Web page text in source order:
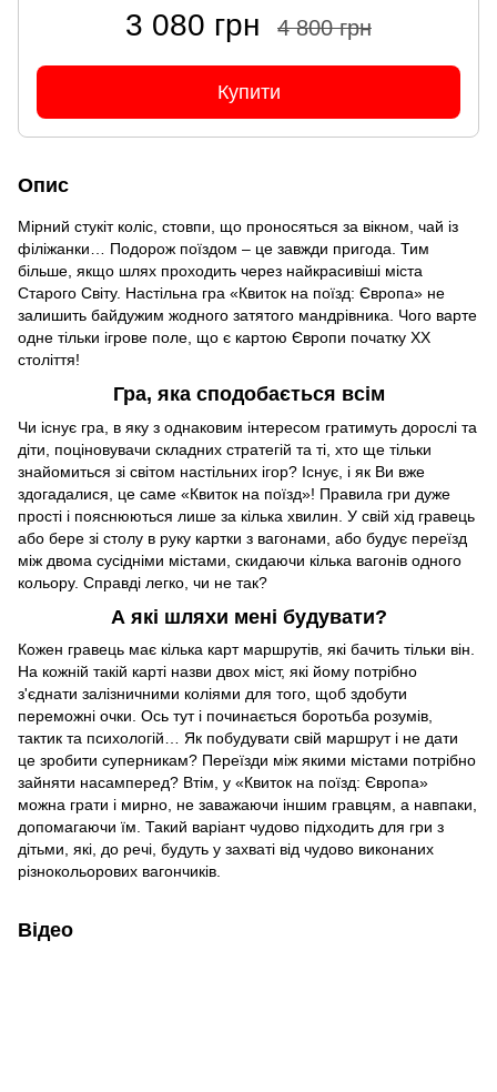
3 080 грн 4 800 грн
Купити
Опис
Мірний стукіт коліс, стовпи, що проносяться за вікном, чай із
філіжанки… Подорож поїздом – це завжди пригода. Тим
більше, якщо шлях проходить через найкрасивіші міста
Старого Світу. Настільна гра «Квиток на поїзд: Європа» не
залишить байдужим жодного затятого мандрівника. Чого варте
одне тільки ігрове поле, що є картою Європи початку XX
століття!
Гра, яка сподобається всім
Чи існує гра, в яку з однаковим інтересом гратимуть дорослі та
діти, поціновувачи складних стратегій та ті, хто ще тільки
знайомиться зі світом настільних ігор? Існує, і як Ви вже
здогадалися, це саме «Квиток на поїзд»! Правила гри дуже
прості і пояснюються лише за кілька хвилин. У свій хід гравець
або бере зі столу в руку картки з вагонами, або будує переїзд
між двома сусідніми містами, скидаючи кілька вагонів одного
кольору. Справді легко, чи не так?
А які шляхи мені будувати?
Кожен гравець має кілька карт маршрутів, які бачить тільки він.
На кожній такій карті назви двох міст, які йому потрібно
з'єднати залізничними коліями для того, щоб здобути
переможні очки. Ось тут і починається боротьба розумів,
тактик та психологій… Як побудувати свій маршрут і не дати
це зробити суперникам? Переїзди між якими містами потрібно
зайняти насамперед? Втім, у «Квиток на поїзд: Європа»
можна грати і мирно, не заважаючи іншим гравцям, а навпаки,
допомагаючи їм. Такий варіант чудово підходить для гри з
дітьми, які, до речі, будуть у захваті від чудово виконаних
різнокольорових вагончиків.
Відео